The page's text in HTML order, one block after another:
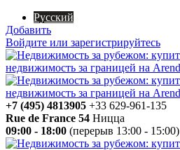
Русский
Добавить
Войдите или зарегистрируйтесь
+7 (495) 4813905 +33 629-961-135
Rue de France 54 Ницца
09:00 - 18:00 (перерыв 13:00 - 15:00)